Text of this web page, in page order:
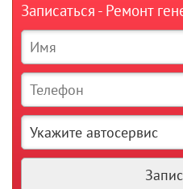
Записаться - Ремонт